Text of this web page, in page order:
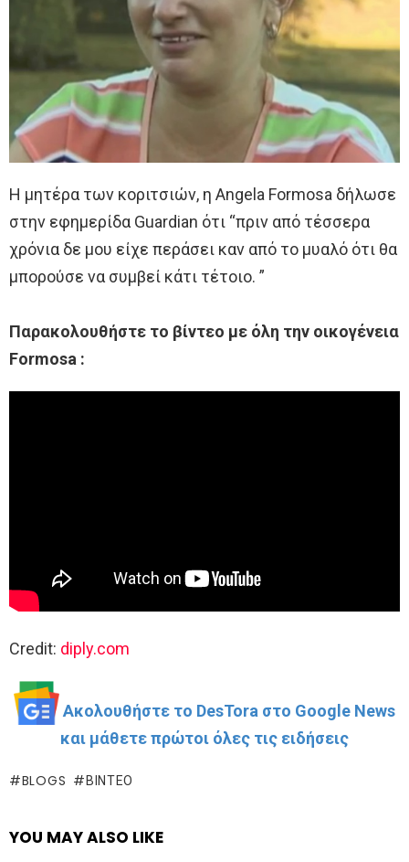
Η μητέρα των κοριτσιών, η Angela Formosa δήλωσε
στην εφημερίδα Guardian ότι “πριν από τέσσερα
χρόνια δε μου είχε περάσει καν από το μυαλό ότι θα
μπορούσε να συμβεί κάτι τέτοιο. ”
Παρακολουθήστε το βίντεο με όλη την οικογένεια
Formosa :
Credit: diply.com
Ακολουθήστε το DesTora στο Google News
και μάθετε πρώτοι όλες τις ειδήσεις
BLOGS ΒΊΝΤΕΟ
YOU MAY ALSO LIKE